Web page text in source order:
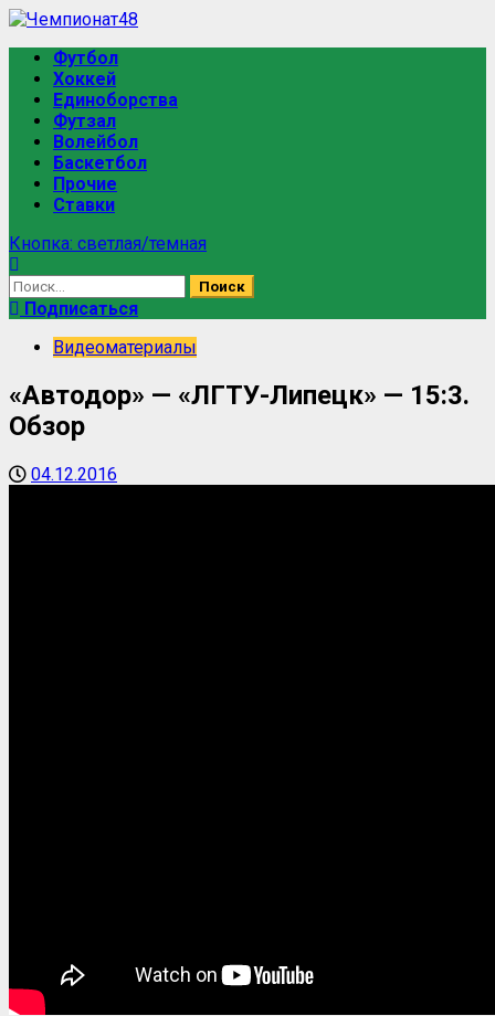
Перейти
содержимому
Основное
меню
Футбол
Хоккей
Единоборства
Футзал
Волейбол
Баскетбол
Прочие
Ставки
Кнопка: светлая/темная
Найти:
Подписаться
Видеоматериалы
«Автодор» — «ЛГТУ-Липецк» — 15:3.
Обзор
04.12.2016